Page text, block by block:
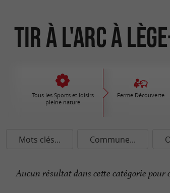
Tir à l'Arc à
Tous les Sports et loisirs
pleine nature
Ferme Découverte
Mots clés... Commune...
Aucun résultat dans cette catégorie pour